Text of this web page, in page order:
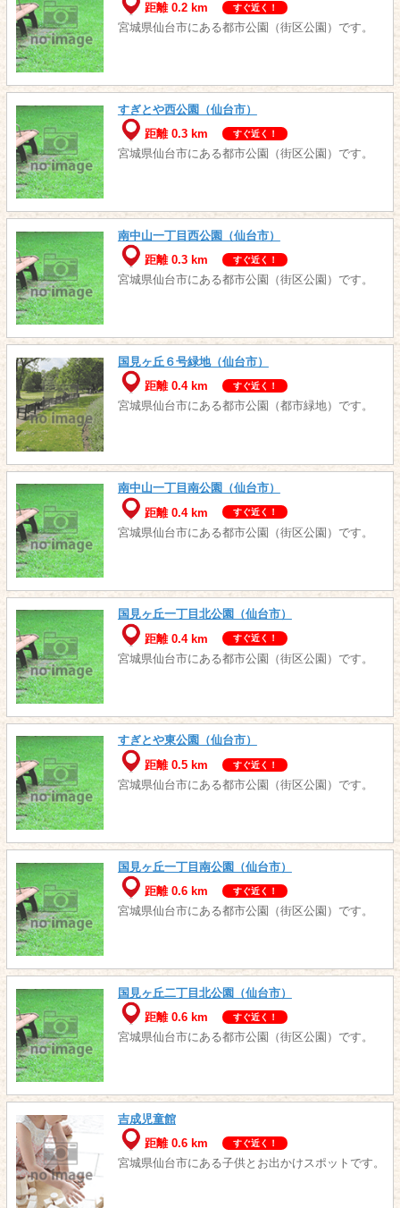
距離 0.2 km
すぐ近く！
宮城県仙台市にある都市公園（街区公園）です。
すぎとや西公園（仙台市）
距離 0.3 km
すぐ近く！
宮城県仙台市にある都市公園（街区公園）です。
南中山一丁目西公園（仙台市）
距離 0.3 km
すぐ近く！
宮城県仙台市にある都市公園（街区公園）です。
国見ヶ丘６号緑地（仙台市）
距離 0.4 km
すぐ近く！
宮城県仙台市にある都市公園（都市緑地）です。
南中山一丁目南公園（仙台市）
距離 0.4 km
すぐ近く！
宮城県仙台市にある都市公園（街区公園）です。
国見ヶ丘一丁目北公園（仙台市）
距離 0.4 km
すぐ近く！
宮城県仙台市にある都市公園（街区公園）です。
すぎとや東公園（仙台市）
距離 0.5 km
すぐ近く！
宮城県仙台市にある都市公園（街区公園）です。
国見ヶ丘一丁目南公園（仙台市）
距離 0.6 km
すぐ近く！
宮城県仙台市にある都市公園（街区公園）です。
国見ヶ丘二丁目北公園（仙台市）
距離 0.6 km
すぐ近く！
宮城県仙台市にある都市公園（街区公園）です。
吉成児童館
距離 0.6 km
すぐ近く！
宮城県仙台市にある子供とお出かけスポットです。